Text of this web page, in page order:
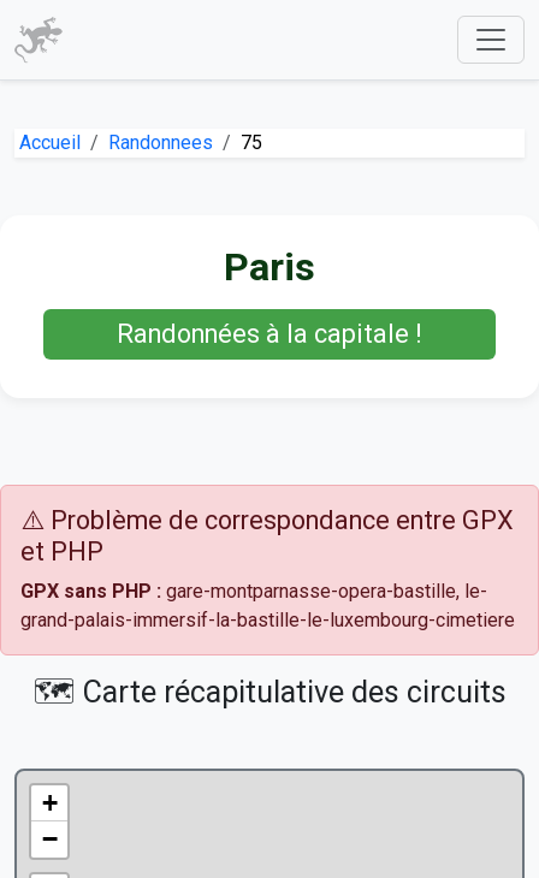
Accueil Randonnees 75
Paris
Randonnées à la capitale !
⚠️ Problème de correspondance entre GPX
et PHP
GPX sans PHP : gare-montparnasse-opera-bastille, le-
grand-palais-immersif-la-bastille-le-luxembourg-cimetiere
🗺️ Carte récapitulative des circuits
+
−